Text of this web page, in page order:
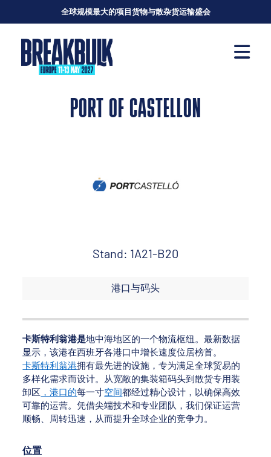
全球规模最大的项目货物与散杂货运输盛会
PORT OF CASTELLON
Stand: 1A21-B20
港口与码头
卡斯特利翁港是地中海地区的一个物流枢纽。最新数据
显示，该港在西班牙各港口中增长速度位居榜首。
卡斯特利翁港拥有最先进的设施，专为满足全球贸易的
多样化需求而设计。从宽敞的集装箱码头到散货专用装
卸区 ，港口的每一寸空间都经过精心设计，以确保高效
可靠的运营。凭借尖端技术和专业团队，我们保证运营
顺畅、周转迅速，从而提升全球企业的竞争力。
位置